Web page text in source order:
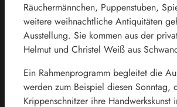
Räuchermännchen, Puppenstuben,
weitere weihnachtliche Antiquitäten
Ausstellung. Sie kommen aus der
Helmut und Christel Weiß aus
Ein Rahmenprogramm begleitet die
werden zum Beispiel diesen Sonntag,
Krippenschnitzer ihre Handwerkskunst